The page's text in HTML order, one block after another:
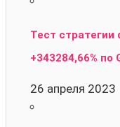
Тест стратегии
+343284,66% по
26 апреля 2023